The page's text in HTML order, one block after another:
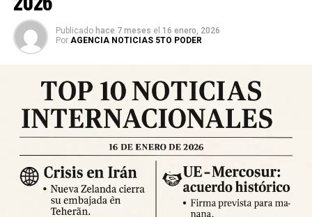
Las autoridades activaron protocolos de emergencia,
desplegaron equipos de búsqueda y rescate y ordenaron
cortes preventivos de gas y electricidad en zonas
de heridos y víctimas mortales
, mientras que las
labores de evaluación continúan y se espera que las cifras
se actualicen en las próximas horas. Se recomienda a la
población permanecer en espacios abiertos, evitar
desplazamientos innecesarios y seguir las indicaciones
de los cuerpos de emergencia.
Publicado hace 7 meses el 16 enero, 2026
Por AGENCIA NOTICIAS 5TO PODER